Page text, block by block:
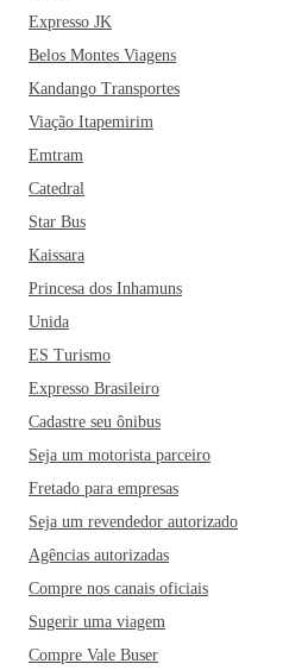
Expresso JK
Belos Montes Viagens
Kandango Transportes
Viação Itapemirim
Emtram
Catedral
Star Bus
Kaissara
Princesa dos Inhamuns
Unida
ES Turismo
Expresso Brasileiro
Cadastre seu ônibus
Seja um motorista parceiro
Fretado para empresas
Seja um revendedor autorizado
Agências autorizadas
Compre nos canais oficiais
Sugerir uma viagem
Compre Vale Buser